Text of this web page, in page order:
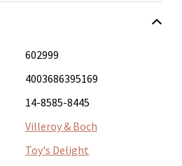
602999
4003686395169
14-8585-8445
Villeroy & Boch
Toy's Delight
38, 0594 Oslo